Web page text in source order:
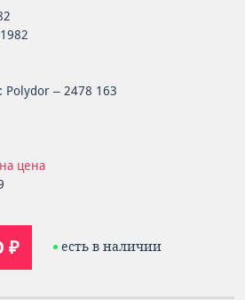
Polydor – 2478 163
цена
₽ есть в наличии